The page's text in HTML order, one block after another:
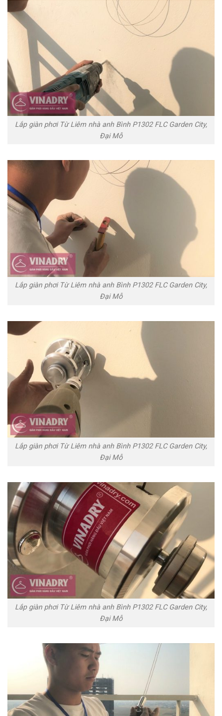
Lắp giàn phơi Từ Liêm nhà anh Bình P1302 FLC Garden City,
Đại Mỗ
Lắp giàn phơi Từ Liêm nhà anh Bình P1302 FLC Garden City,
Đại Mỗ
Lắp giàn phơi Từ Liêm nhà anh Bình P1302 FLC Garden City,
Đại Mỗ
Lắp giàn phơi Từ Liêm nhà anh Bình P1302 FLC Garden City,
Đại Mỗ